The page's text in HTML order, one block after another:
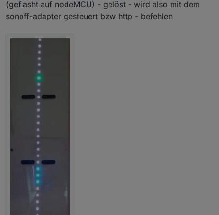
(geflasht auf nodeMCU) - gelöst - wird also mit dem
sonoff-adapter gesteuert bzw http - befehlen